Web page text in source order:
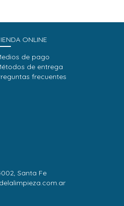
ONLINE
de pago
de entrega
frecuentes
Santa Fe